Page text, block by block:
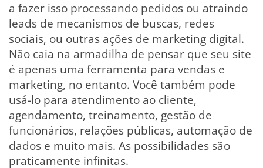
a fazer isso processando pedidos ou atraindo
leads de mecanismos de buscas, redes
sociais, ou outras ações de marketing digital.
Não caia na armadilha de pensar que seu site
é apenas uma ferramenta para vendas e
marketing, no entanto. Você também pode
usá-lo para atendimento ao cliente,
agendamento, treinamento, gestão de
funcionários, relações públicas, automação de
dados e muito mais. As possibilidades são
praticamente infinitas.